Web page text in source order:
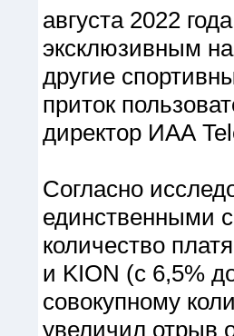
августа 2022
эксклюзивным
другие
приток
директор ИАА
Согласно
единственными
количество
и KION (с 6,5%
совокупному
увеличил отрыв